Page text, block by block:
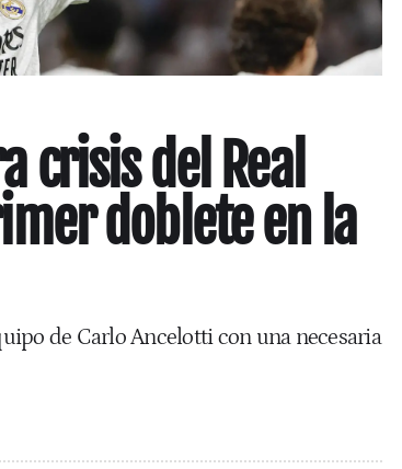
crisis del Real
doblete en la
de Carlo Ancelotti con una necesaria